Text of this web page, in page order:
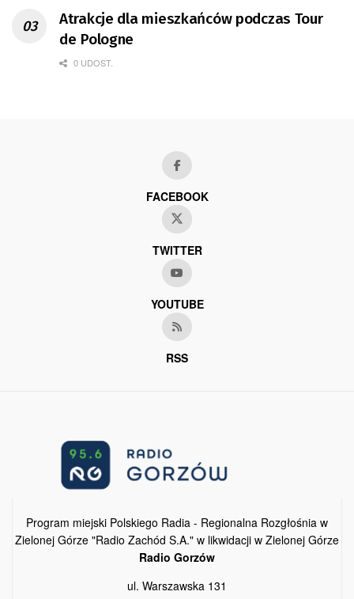
Atrakcje dla mieszkańców podczas Tour
de Pologne
0 UDOST.
FACEBOOK
TWITTER
YOUTUBE
RSS
Program miejski Polskiego Radia - Regionalna Rozgłośnia w
Zielonej Górze "Radio Zachód S.A." w likwidacji w Zielonej Górze
Radio Gorzów
ul. Warszawska 131